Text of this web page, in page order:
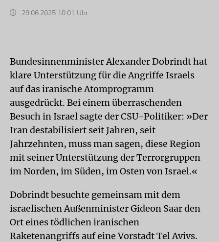
29.06.2025 10:01 Uhr
Bundesinnenminister Alexander Dobrindt hat
klare Unterstützung für die Angriffe Israels
auf das iranische Atomprogramm
ausgedrückt. Bei einem überraschenden
Besuch in Israel sagte der CSU-Politiker: »Der
Iran destabilisiert seit Jahren, seit
Jahrzehnten, muss man sagen, diese Region
mit seiner Unterstützung der Terrorgruppen
im Norden, im Süden, im Osten von Israel.«
Dobrindt besuchte gemeinsam mit dem
israelischen Außenminister Gideon Saar den
Ort eines tödlichen iranischen
Raketenangriffs auf eine Vorstadt Tel Avivs.